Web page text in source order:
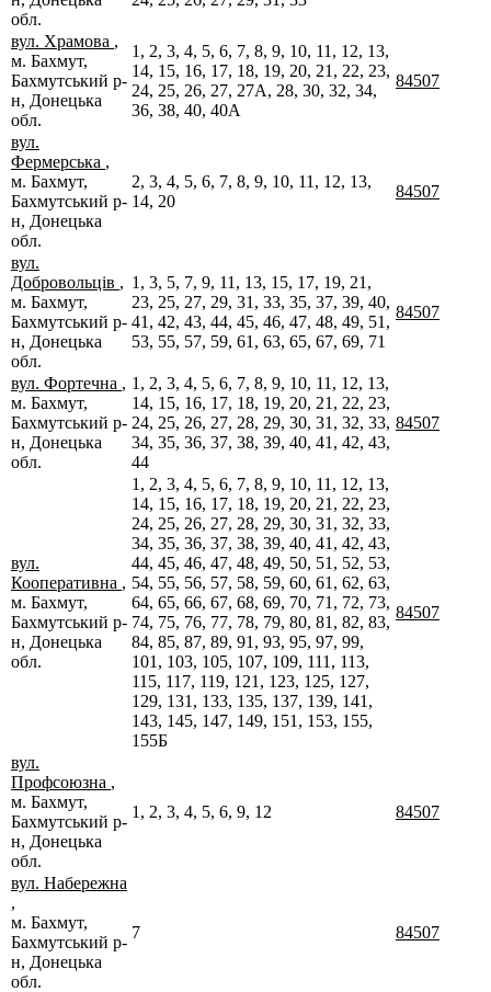
обл.
вул. Храмова ,
м. Бахмут,
Бахмутський р-
н, Донецька
обл.
1, 2, 3, 4, 5, 6, 7, 8, 9, 10, 11, 12, 13,
14, 15, 16, 17, 18, 19, 20, 21, 22, 23,
24, 25, 26, 27, 27А, 28, 30, 32, 34,
36, 38, 40, 40А
84507
вул.
Фермерська ,
м. Бахмут,
Бахмутський р-
н, Донецька
обл.
2, 3, 4, 5, 6, 7, 8, 9, 10, 11, 12, 13,
14, 20
84507
вул.
Добровольців ,
м. Бахмут,
Бахмутський р-
н, Донецька
обл.
1, 3, 5, 7, 9, 11, 13, 15, 17, 19, 21,
23, 25, 27, 29, 31, 33, 35, 37, 39, 40,
41, 42, 43, 44, 45, 46, 47, 48, 49, 51,
53, 55, 57, 59, 61, 63, 65, 67, 69, 71
84507
вул. Фортечна ,
м. Бахмут,
Бахмутський р-
н, Донецька
обл.
1, 2, 3, 4, 5, 6, 7, 8, 9, 10, 11, 12, 13,
14, 15, 16, 17, 18, 19, 20, 21, 22, 23,
24, 25, 26, 27, 28, 29, 30, 31, 32, 33,
34, 35, 36, 37, 38, 39, 40, 41, 42, 43,
44
84507
вул.
Кооперативна ,
м. Бахмут,
Бахмутський р-
н, Донецька
обл.
1, 2, 3, 4, 5, 6, 7, 8, 9, 10, 11, 12, 13,
14, 15, 16, 17, 18, 19, 20, 21, 22, 23,
24, 25, 26, 27, 28, 29, 30, 31, 32, 33,
34, 35, 36, 37, 38, 39, 40, 41, 42, 43,
44, 45, 46, 47, 48, 49, 50, 51, 52, 53,
54, 55, 56, 57, 58, 59, 60, 61, 62, 63,
64, 65, 66, 67, 68, 69, 70, 71, 72, 73,
74, 75, 76, 77, 78, 79, 80, 81, 82, 83,
84, 85, 87, 89, 91, 93, 95, 97, 99,
101, 103, 105, 107, 109, 111, 113,
115, 117, 119, 121, 123, 125, 127,
129, 131, 133, 135, 137, 139, 141,
143, 145, 147, 149, 151, 153, 155,
155Б
84507
вул.
Профсоюзна ,
м. Бахмут,
Бахмутський р-
н, Донецька
обл.
1, 2, 3, 4, 5, 6, 9, 12 84507
вул. Набережна
,
м. Бахмут,
Бахмутський р-
н, Донецька
обл.
7 84507